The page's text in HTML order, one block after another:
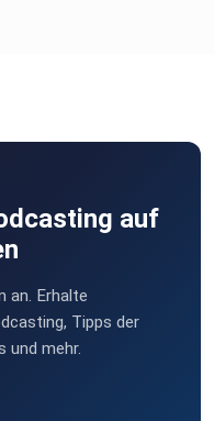
auf
an. Erhalte
Tipps der
und mehr.